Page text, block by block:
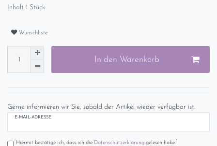
Inhalt 1 Stück
Wunschliste
In den Warenkorb
Gerne informieren wir Sie, sobald der Artikel wieder verfügbar ist.
E-MAIL-ADRESSE
Hiermit bestätige ich, dass ich die Daten­schutz­erklärunggelesen habe.*